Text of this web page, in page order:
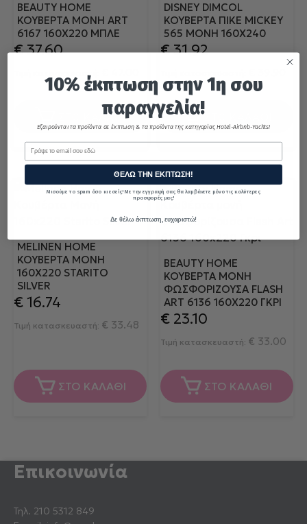
BEAUTY HOME
ΚΟΥΒΈΡΤΑ ΜΟΝΉ ART
6167 160X220 ΜΠΛΕ
€37.60
Τιμή κατασκευαστή:
ΣΤΟ ΚΑΛΑΘΙ
DISNEY DIMCOL
ΚΟΥΒΈΡΤΑ ΠΙΚΈ MICKEY
565 ΜΟΝΉ 160X240
€31.92
ΣΤΟ ΚΑΛΑΘΙ
MELINEN HOME
ΚΟΥΒΈΡΤΑ ΜΟΝΉ
160X220 STARITO
SILVER
€ 16.74
Τιμή κατασκευαστή: € 33.48
ΣΤΟ ΚΑΛΑΘΙ
BEAUTY HOME
ΚΟΥΒΈΡΤΑ ΜΟΝΉ
ΦΩΣΦΟΡΊΖΟΥΣΑ FLASH
ART 6136 160X220 ΓΚΡΙ
€23.10
Τιμή κατασκευαστή: € 33.00
ΣΤΟ ΚΑΛΑΘΙ
Επικοινωνία
Τηλ. 210 5312 849
10% έκπτωση στην 1η σου
παραγγελία!
Εξαιρούνται τα προϊόντα σε έκπτωση & τα προϊόντα της κατηγορίας Hotel-Airbnb-Yachts!
Email
ΘΕΛΩ ΤΗΝ ΕΚΠΤΩΣΗ!
Μισούμε το spam όσο κι εσείς! Με την εγγραφή σας θα λαμβάνετε μόνο τις καλύτερες
προσφορές μας!
Δε θέλω έκπτωση, ευχαριστώ!